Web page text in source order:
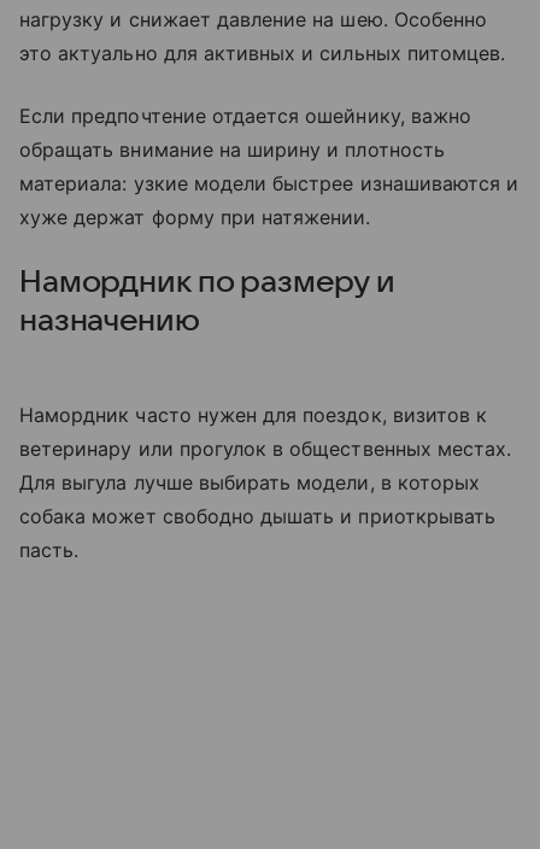
нагрузку и снижает давление на шею. Особенно
это актуально для активных и сильных питомцев.
Если предпочтение отдается ошейнику, важно
обращать внимание на ширину и плотность
материала: узкие модели быстрее изнашиваются и
хуже держат форму при натяжении.
Намордник по размеру и
назначению
Намордник часто нужен для поездок, визитов к
ветеринару или прогулок в общественных местах.
Для выгула лучше выбирать модели, в которых
собака может свободно дышать и приоткрывать
пасть.